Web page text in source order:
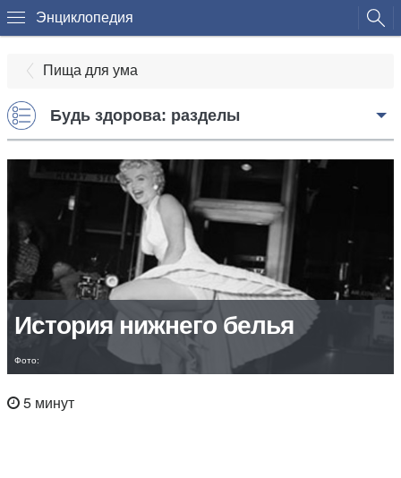
Энциклопедия
Пища для ума
Будь здорова: разделы
История нижнего белья
Фото:
5 минут